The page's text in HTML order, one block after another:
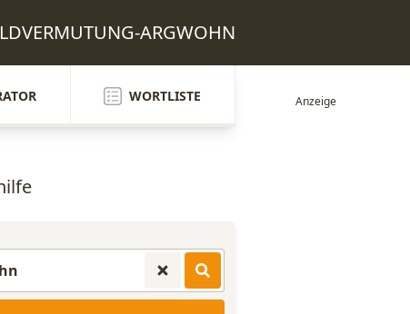
ARGWOHN
WORTLISTE